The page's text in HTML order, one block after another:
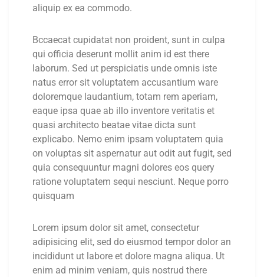
aliquip ex ea commodo.
Bccaecat cupidatat non proident, sunt in culpa
qui officia deserunt mollit anim id est there
laborum. Sed ut perspiciatis unde omnis iste
natus error sit voluptatem accusantium ware
doloremque laudantium, totam rem aperiam,
eaque ipsa quae ab illo inventore veritatis et
quasi architecto beatae vitae dicta sunt
explicabo. Nemo enim ipsam voluptatem quia
on voluptas sit aspernatur aut odit aut fugit, sed
quia consequuntur magni dolores eos query
ratione voluptatem sequi nesciunt. Neque porro
quisquam
Lorem ipsum dolor sit amet, consectetur
adipisicing elit, sed do eiusmod tempor dolor an
incididunt ut labore et dolore magna aliqua. Ut
enim ad minim veniam, quis nostrud there